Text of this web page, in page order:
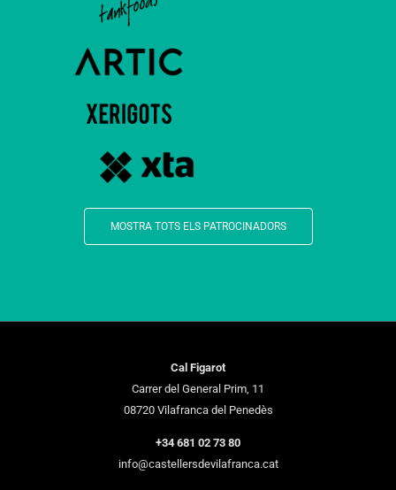
MOSTRA TOTS ELS PATROCINADORS
Cal Figarot
Carrer del General Prim, 11
08720 Vilafranca del Penedès
+34 681 02 73 80
info@castellersdevilafranca.cat